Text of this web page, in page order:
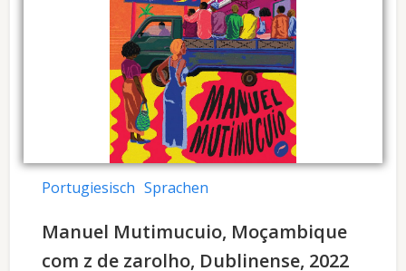
Portugiesisch Sprachen
Manuel Mutimucuio, Moçambique
com z de zarolho, Dublinense, 2022